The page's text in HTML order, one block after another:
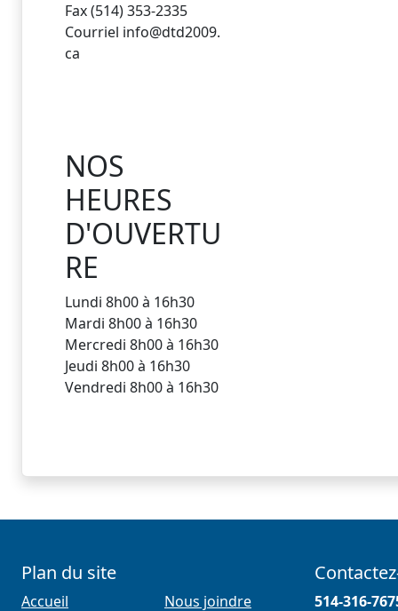
Fax (514) 353-2335
Courriel info@dtd2009.
ca
NOS
HEURES
D'OUVERTU
RE
Lundi 8h00 à 16h30
Mardi 8h00 à 16h30
Mercredi 8h00 à 16h30
Jeudi 8h00 à 16h30
Vendredi 8h00 à 16h30
Plan du site
Accueil Nous joindre 514-316-